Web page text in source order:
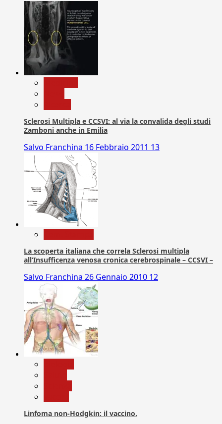
Sclerosi Multipla e CCSVI: al via la convalida degli studi
Zamboni anche in Emilia
Salvo Franchina 16 Febbraio 2011 13
La scoperta italiana che correla Sclerosi multipla
all’Insufficenza venosa cronica cerebrospinale – CCSVI –
Salvo Franchina 26 Gennaio 2010 12
Linfoma non-Hodgkin: il vaccino.